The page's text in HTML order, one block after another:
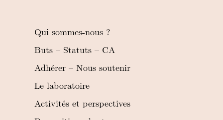
Qui sommes-nous ?
Buts – Statuts – CA
Adhérer – Nous soutenir
Le laboratoire
Activités et perspectives